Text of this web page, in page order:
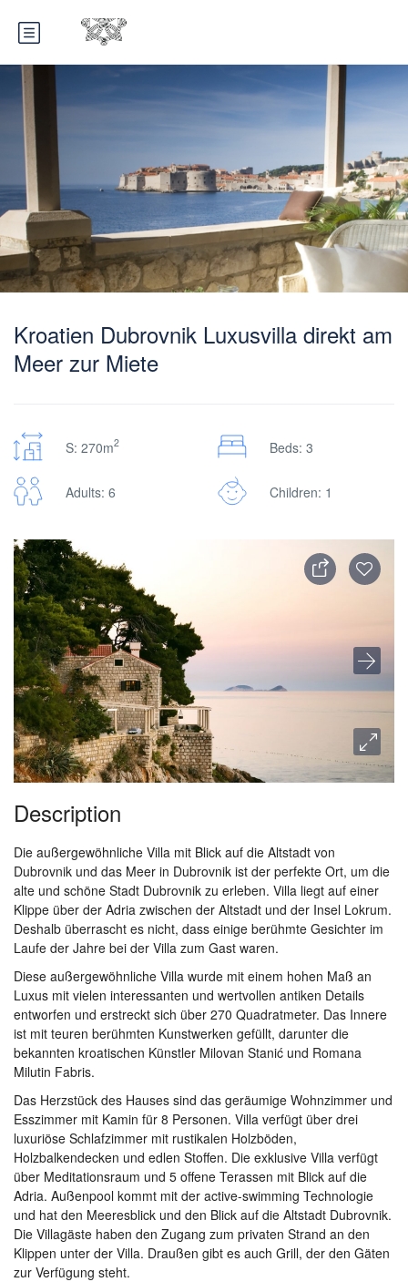
Kroatien Dubrovnik Luxusvilla direkt am
Meer zur Miete
S: 270m2 Beds: 3
Adults: 6 Children: 1
Description
Die außergewöhnliche Villa mit Blick auf die Altstadt von
Dubrovnik und das Meer in Dubrovnik ist der perfekte Ort, um die
alte und schöne Stadt Dubrovnik zu erleben. Villa liegt auf einer
Klippe über der Adria zwischen der Altstadt und der Insel Lokrum.
Deshalb überrascht es nicht, dass einige berühmte Gesichter im
Laufe der Jahre bei der Villa zum Gast waren.
Diese außergewöhnliche Villa wurde mit einem hohen Maß an
Luxus mit vielen interessanten und wertvollen antiken Details
entworfen und erstreckt sich über 270 Quadratmeter. Das Innere
ist mit teuren berühmten Kunstwerken gefüllt, darunter die
bekannten kroatischen Künstler Milovan Stanić und Romana
Milutin Fabris.
Das Herzstück des Hauses sind das geräumige Wohnzimmer und
Esszimmer mit Kamin für 8 Personen. Villa verfügt über drei
luxuriöse Schlafzimmer mit rustikalen Holzböden,
Holzbalkendecken und edlen Stoffen. Die exklusive Villa verfügt
über Meditationsraum und 5 offene Terassen mit Blick auf die
Adria. Außenpool kommt mit der active-swimming Technologie
und hat den Meeresblick und den Blick auf die Altstadt Dubrovnik.
Die Villagäste haben den Zugang zum privaten Strand an den
Klippen unter der Villa. Draußen gibt es auch Grill, der den Gäten
zur Verfügung steht.